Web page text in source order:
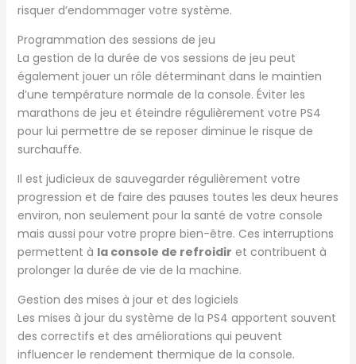
risquer d’endommager votre système.
Programmation des sessions de jeu
La gestion de la durée de vos sessions de jeu peut
également jouer un rôle déterminant dans le maintien
d’une température normale de la console. Éviter les
marathons de jeu et éteindre régulièrement votre PS4
pour lui permettre de se reposer diminue le risque de
surchauffe.
Il est judicieux de sauvegarder régulièrement votre
progression et de faire des pauses toutes les deux heures
environ, non seulement pour la santé de votre console
mais aussi pour votre propre bien-être. Ces interruptions
permettent à la console de refroidir et contribuent à
prolonger la durée de vie de la machine.
Gestion des mises à jour et des logiciels
Les mises à jour du système de la PS4 apportent souvent
des correctifs et des améliorations qui peuvent
influencer le rendement thermique de la console.